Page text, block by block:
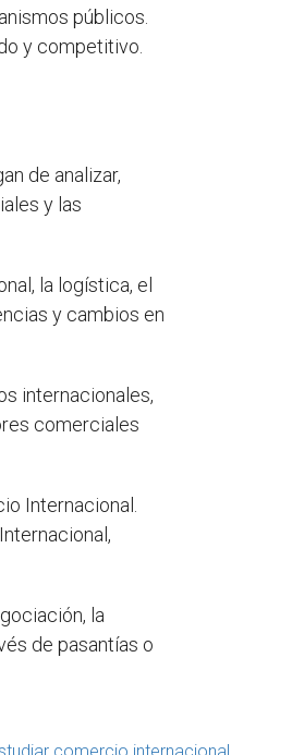
públicos.
y competitivo.
de analizar,
y las
la logística, el
y cambios en
internacionales,
comerciales
Internacional.
la
de pasantías o